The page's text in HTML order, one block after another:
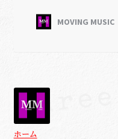
ホーム